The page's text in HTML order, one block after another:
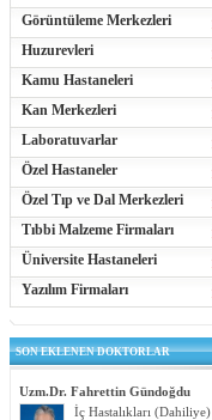
Görüntüleme Merkezleri
Huzurevleri
Kamu Hastaneleri
Kan Merkezleri
Laboratuvarlar
Özel Hastaneler
Özel Tıp ve Dal Merkezleri
Tıbbi Malzeme Firmaları
Üniversite Hastaneleri
Yazılım Firmaları
SON EKLENEN DOKTORLAR
Uzm.Dr. Fahrettin Gündoğdu
İç Hastalıkları (Dahiliye)